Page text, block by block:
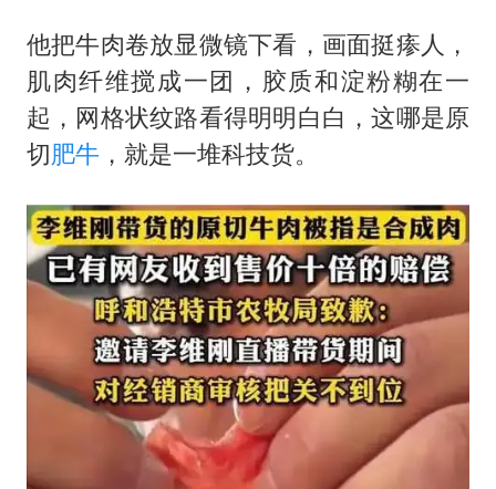
他把牛肉卷放显微镜下看，画面挺瘆人，
肌肉纤维搅成一团，胶质和淀粉糊在一
起，网格状纹路看得明明白白，这哪是原
切肥牛 ，就是一堆科技货。